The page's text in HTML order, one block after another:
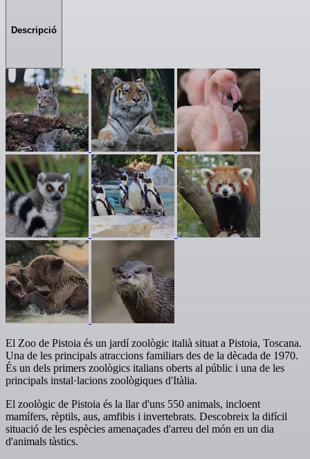
Descripció
El Zoo de Pistoia és un jardí zoològic italià situat a Pistoia, Toscana.
Una de les principals atraccions familiars des de la dècada de 1970.
És un dels primers zoològics italians oberts al públic i una de les
principals instal·lacions zoològiques d'Itàlia.
El zoològic de Pistoia és la llar d'uns 550 animals, incloent
mamífers, rèptils, aus, amfibis i invertebrats. Descobreix la difícil
situació de les espècies amenaçades d'arreu del món en un dia
d'animals tàstics.